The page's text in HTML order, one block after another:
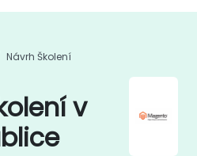
Návrh Školení
v